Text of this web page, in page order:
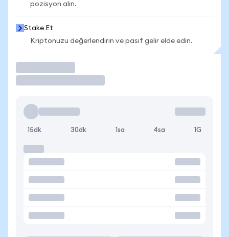
pozisyon alın.
Stake Et
Kriptonuzu değerlendirin ve pasif gelir elde edin.
15dk 30dk 1sa 4sa 1G